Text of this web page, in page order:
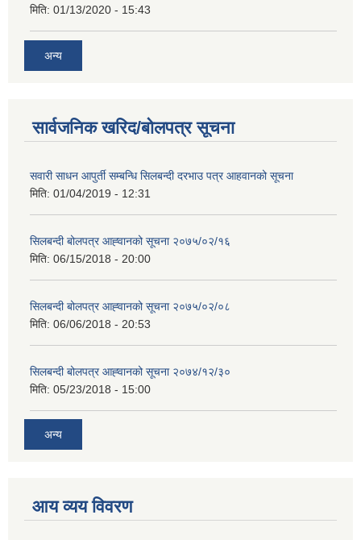
मिति: 01/13/2020 - 15:43
अन्य
सार्वजनिक खरिद/बोलपत्र सूचना
सवारी साधन आपुर्ती सम्बन्धि सिलबन्दी दरभाउ पत्र आहवानको सूचना
मिति: 01/04/2019 - 12:31
सिलबन्दी बोलपत्र आह्‍वानको सूचना २०७५/०२/१६
मिति: 06/15/2018 - 20:00
सिलबन्दी बोलपत्र आह्‍वानको सूचना २०७५/०२/०८
मिति: 06/06/2018 - 20:53
सिलबन्दी बोलपत्र आह्‍वानको सूचना २०७४/१२/३०
मिति: 05/23/2018 - 15:00
अन्य
आय व्यय विवरण